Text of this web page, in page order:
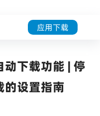
应用下载
下载功能 | 停
设置指南